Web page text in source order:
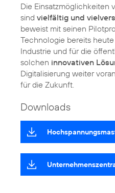
Die Einsatzmöglichkeiten
sind vielfältig und
beweist mit seinen
Technologie bereits heute
Industrie und für die
solchen innovativen
Digitalisierung weiter
für die Zukunft.
Downloads